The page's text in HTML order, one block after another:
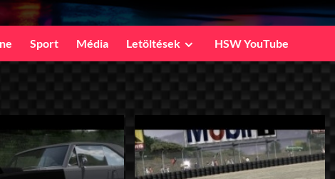
Sport Média Letöltések HSW YouTube